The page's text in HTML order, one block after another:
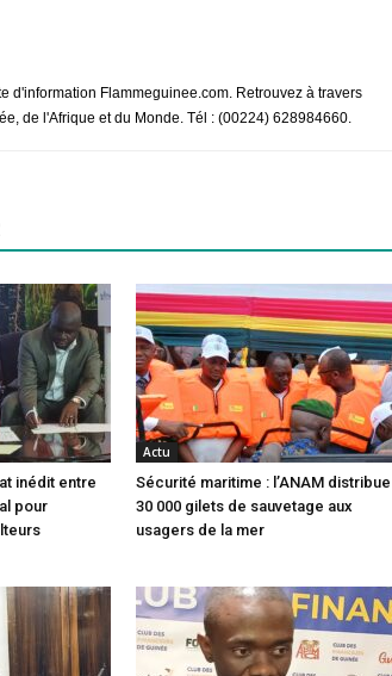
d'information Flammeguinee.com. Retrouvez à travers
de l'Afrique et du Monde. Tél : (00224) 628984660.
inédit entre
pour
Actu
Sécurité maritime : l’ANAM distribue
30 000 gilets de sauvetage aux
usagers de la mer